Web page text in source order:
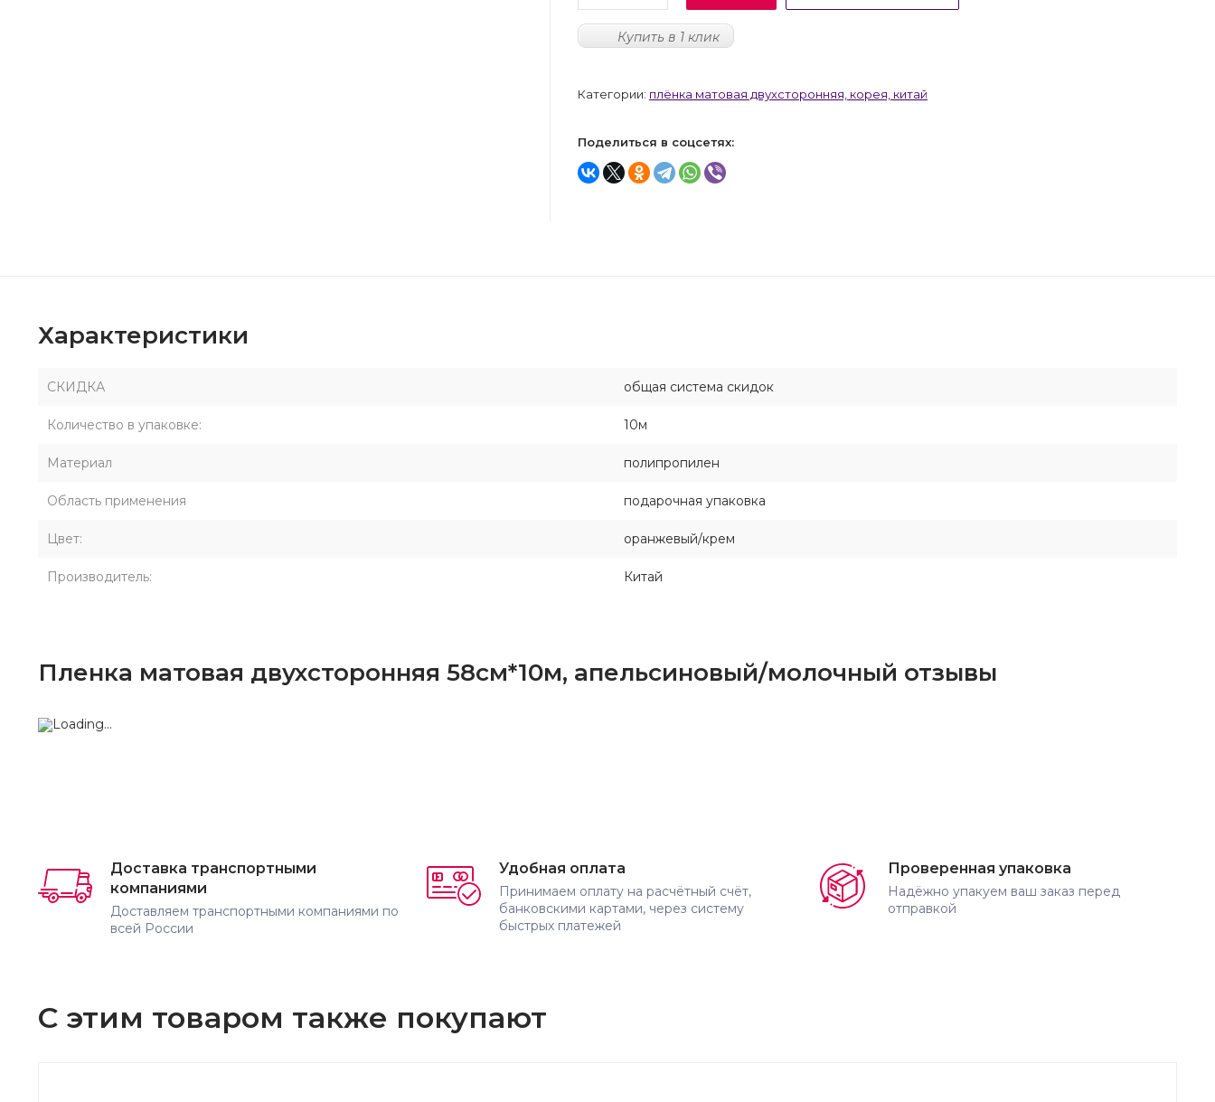
Купить в 1 клик
Категории: плёнка матовая двухсторонняя, корея, китай
Поделиться в соцсетях:
Характеристики
СКИДКА общая система скидок
Количество в упаковке: 10м
Материал полипропилен
Область применения подарочная упаковка
Цвет: оранжевый/крем
Производитель: Китай
Пленка матовая двухсторонняя 58см*10м, апельсиновый/молочный отзывы
Доставка транспортными
компаниями
Доставляем транспортными компаниями по
всей России
Удобная оплата
Принимаем оплату на расчётный счёт,
банковскими картами, через систему
быстрых платежей
Проверенная упаковка
Надёжно упакуем ваш заказ перед
отправкой
С этим товаром также покупают